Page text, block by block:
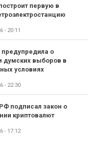
первую в
- 20:11
о
думских выборов в
условиях
- 22:30
подписал закон о
криптовалют
- 17:12